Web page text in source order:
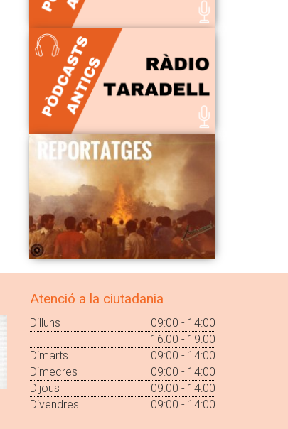
Atenció a la ciutadania
Dilluns
09:00 - 14:00
16:00 - 19:00
Dimarts
09:00 - 14:00
Dimecres
09:00 - 14:00
Dijous
09:00 - 14:00
Divendres
09:00 - 14:00